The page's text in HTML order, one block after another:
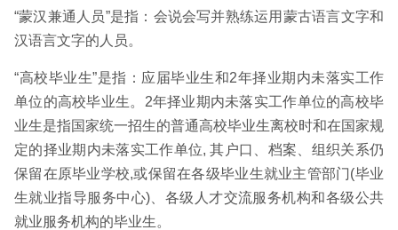
“蒙汉兼通人员”是指：会说会写并熟练运用蒙古语言文字和
汉语言文字的人员。
“高校毕业生”是指：应届毕业生和2年择业期内未落实工作
单位的高校毕业生。2年择业期内未落实工作单位的高校毕
业生是指国家统一招生的普通高校毕业生离校时和在国家规
定的择业期内未落实工作单位, 其户口、档案、组织关系仍
保留在原毕业学校,或保留在各级毕业生就业主管部门(毕业
生就业指导服务中心)、各级人才交流服务机构和各级公共
就业服务机构的毕业生。